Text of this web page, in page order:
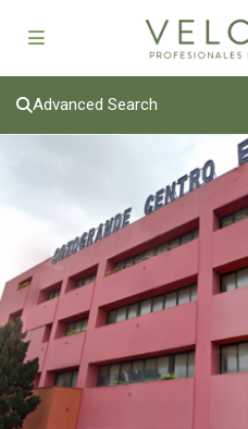
Advanced Search